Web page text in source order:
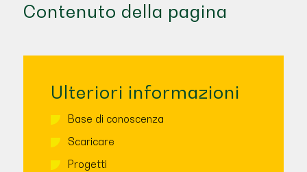
Contenuto della pagina
Ulteriori informazioni
Base di conoscenza
Scaricare
Progetti